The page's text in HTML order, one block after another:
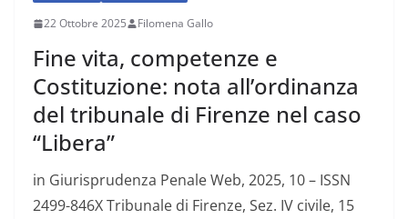
22 Ottobre 2025 Filomena Gallo
Fine vita, competenze e
Costituzione: nota all’ordinanza
del tribunale di Firenze nel caso
“Libera”
in Giurisprudenza Penale Web, 2025, 10 – ISSN
2499-846X Tribunale di Firenze, Sez. IV civile, 15